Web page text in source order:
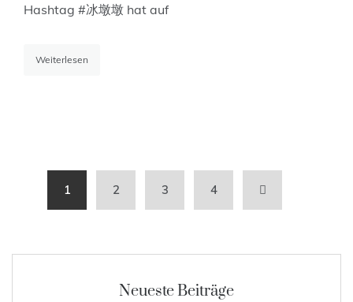
Hashtag #冰墩墩 hat auf
Weiterlesen
1 2 3 4
Neueste Beiträge